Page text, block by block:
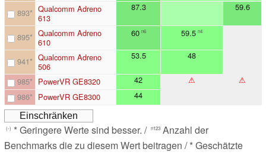
893* Qualcomm Adreno
613
87.3 59.6
895* Qualcomm Adreno
610
60 n6 59.5 n4
941* Qualcomm Adreno
506
53.5 48
985* PowerVR GE8320 42 ⚠
⚠
986* PowerVR GE8300 44
(-) * Geringere Werte sind besser. / n123 Anzahl der
Benchmarks die zu diesem Wert beitragen / * Geschätzte